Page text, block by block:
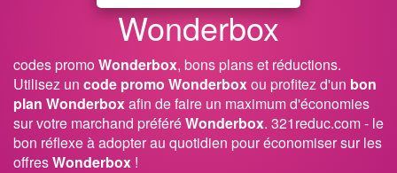
Wonderbox
codes promoWonderbox, bons plans et réductions.
Utilisez un code promo Wonderboxou profitez d'un bon
plan Wonderboxafin de faire un maximum d'économies
sur votre marchand préféréWonderbox. 321reduc.com - le
bon réflexe à adopter au quotidien pour économiser sur les
offresWonderbox !